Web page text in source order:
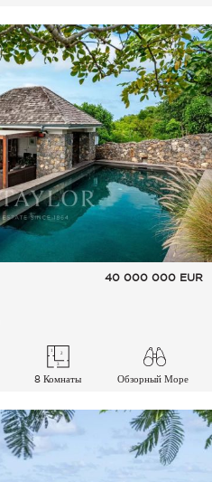
40 000 000 EUR
8 Комнаты Обзорный Море